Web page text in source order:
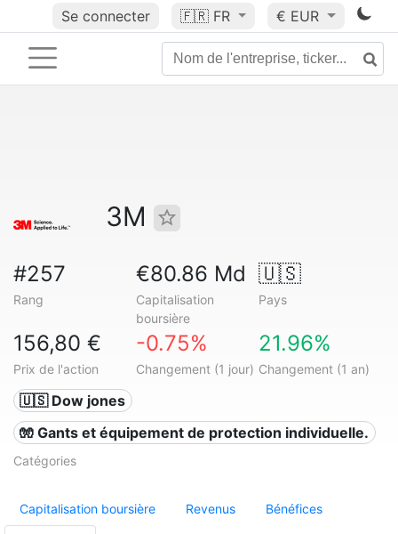
Se connecter 🇫🇷 FR € EUR
3M
#257
Rang
€80.86 Md
Capitalisation
boursière
🇺🇸
Pays
156,80 €
Prix de l'action
-0.75%
Changement (1 jour)
21.96%
Changement (1 an)
🇺🇸 Dow jones
🧤 Gants et équipement de protection individuelle.
Catégories
Capitalisation boursière Revenus Bénéfices